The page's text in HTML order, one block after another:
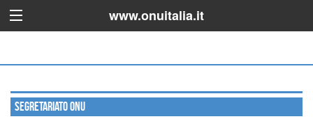
www.onuitalia.it
Segretariato ONU